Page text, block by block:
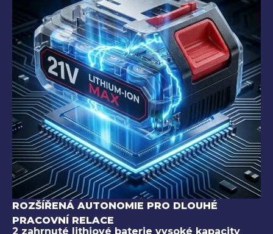
ROZŠÍŘENÁ AUTONOMIE PRO DLOUHÉ
PRACOVNÍ RELACE
2 zahrnuté lithiové baterie vysoké kapacity